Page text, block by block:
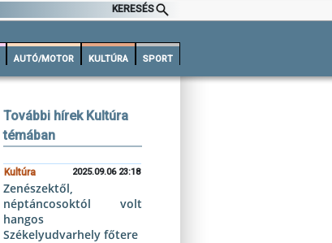
KERESÉS
AUTÓ/MOTOR KULTÚRA SPORT
További hírek Kultúra
témában
Kultúra 2025.09.06 23:18
Zenészektől,
néptáncosoktól volt
hangos
Székelyudvarhely főtere